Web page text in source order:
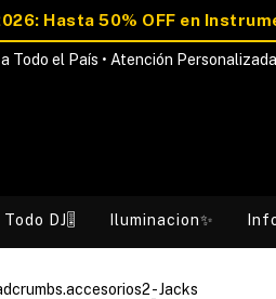
a Todo el País • Atención
Todo DJ🎚️ Iluminacion✨
-Jacks